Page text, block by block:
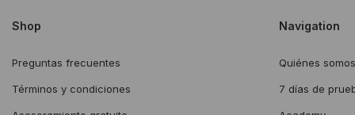
Shop
Preguntas frecuentes
Términos y condiciones
Navigation
Quiénes somos
7 días de